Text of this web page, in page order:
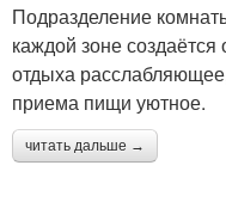
Подразделение
каждой зоне
отдыха
приема пищи уютное.
читать дальше →